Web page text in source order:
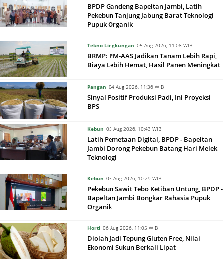
BPDP Gandeng Bapeltan Jambi, Latih
Pekebun Tanjung Jabung Barat Teknologi
Pupuk Organik
Tekno Lingkungan 05 Aug 2026, 11:08 WIB
BRMP: PM-AAS Jadikan Tanam Lebih Rapi,
Biaya Lebih Hemat, Hasil Panen Meningkat
Pangan 04 Aug 2026, 11:36 WIB
Sinyal Positif Produksi Padi, Ini Proyeksi
BPS
Kebun 05 Aug 2026, 10:43 WIB
Latih Pemetaan Digital, BPDP - Bapeltan
Jambi Dorong Pekebun Batang Hari Melek
Teknologi
Kebun 05 Aug 2026, 10:29 WIB
Pekebun Sawit Tebo Ketiban Untung, BPDP -
Bapeltan Jambi Bongkar Rahasia Pupuk
Organik
Horti 06 Aug 2026, 11:05 WIB
Diolah Jadi Tepung Gluten Free, Nilai
Ekonomi Sukun Berkali Lipat